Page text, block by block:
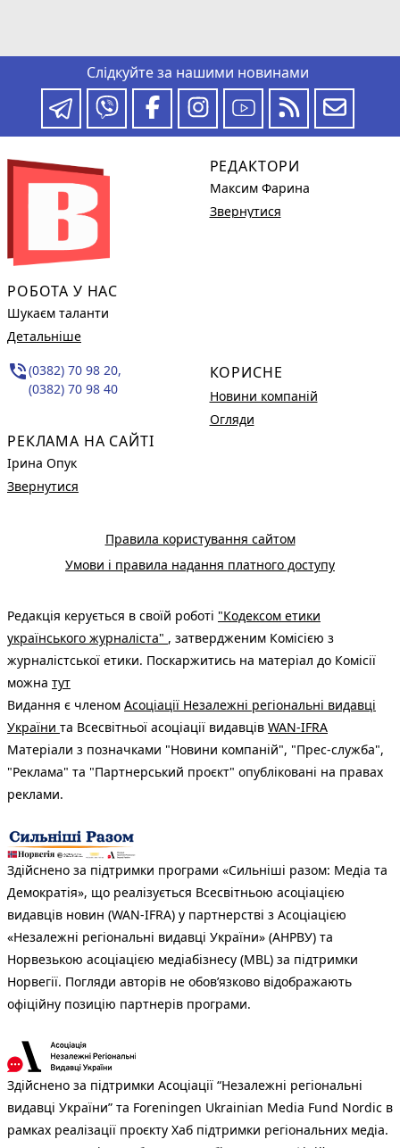
Слідкуйте за нашими новинами
РОБОТА У НАС
Шукаєм таланти
Детальніше
phone_in_talk(0382) 70 98 20,
(0382) 70 98 40
РЕКЛАМА НА САЙТІ
Ірина Опук
Звернутися
РЕДАКТОРИ
Максим Фарина
Звернутися
КОРИСНЕ
Новини компаній
Огляди
Правила користування сайтом
Умови і правила надання платного доступу
Редакція керується в своїй роботі "Кодексом етики
українського журналіста" , затвердженим Комісією з
журналістської етики. Поскаржитись на матеріал до Комісії
можна тут
Видання є членом Асоціації Незалежні регіональні видавці
України та Всесвітньої асоціації видавців WAN-IFRA
Матеріали з позначками "Новини компаній", "Прес-служба",
"Реклама" та "Партнерський проєкт" опубліковані на правах
реклами.
Здійснено за підтримки програми «Сильніші разом: Медіа та
Демократія», що реалізується Всесвітньою асоціацією
видавців новин (WAN-IFRA) у партнерстві з Асоціацією
«Незалежні регіональні видавці України» (АНРВУ) та
Норвезькою асоціацією медіабізнесу (MBL) за підтримки
Норвегії. Погляди авторів не обов’язково відображають
офіційну позицію партнерів програми.
Здійснено за підтримки Асоціації “Незалежні регіональні
видавці України” та Foreningen Ukrainian Media Fund Nordic в
рамках реалізації проєкту Хаб підтримки регіональних медіа.